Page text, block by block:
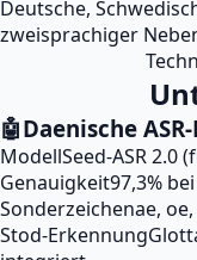
Deutsche,
zweisprachiger
🤖Daenische
ModellSeed-ASR 2.0
Genauigkeit97,3%
Sonderzeichenae,
Stod-Erkennung